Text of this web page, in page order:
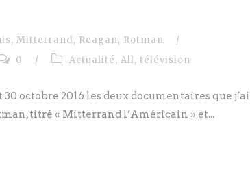
, Mitterrand , Reagan, Rotman
/
0 / Actualité, All, télévision
30 octobre 2016 les deux documentaires que j’ai
titré « Mitterrand l’Américain » et...